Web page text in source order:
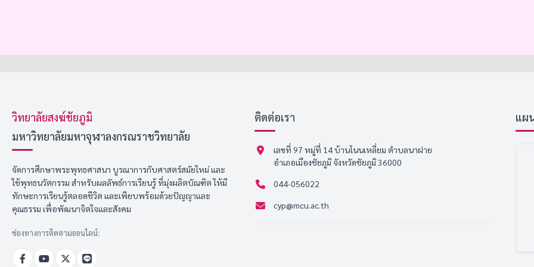
วิทยาลัยสงฆ์ชัยภูมิ
มหาวิทยาลัยมหาจุฬาลงกรณราชวิทยาลัย
จัดการศึกษาพระพุทธศาสนา บูรณาการกับศาสตร์สมัยใหม่ และ
ใช้พุทธนวัตกรรม สำหรับผลลัพธ์การเรียนรู้ ที่มุ่งผลิตบัณฑิต ให้มี
ทักษะการเรียนรู้ตลอดชีวิต และเพียบพร้อมด้วยปัญญาและ
คุณธรรม เพื่อพัฒนาจิตใจและสังคม
ช่องทางการติดตามออนไลน์:
ติดต่อเรา
เลขที่ 97 หมู่ที่ 14 บ้านโนนเหลี่ยม ตำบลนาฝาย
อำเภอเมืองชัยภูมิ จังหวัดชัยภูมิ 36000
044-056022
cyp@mcu.ac.th
แผ